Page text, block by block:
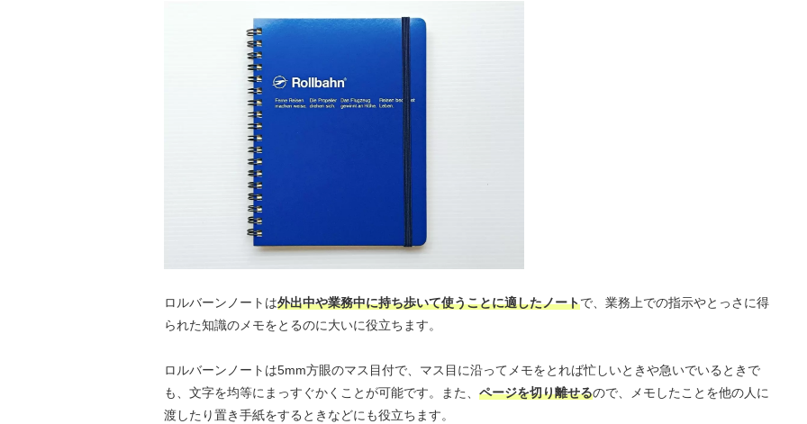
ロルバーンノートは外出中や業務中に持ち歩いて使うことに適したノートで、業務上での指示やとっさに得
られた知識のメモをとるのに大いに役立ちます。
ロルバーンノートは5mm方眼のマス目付で、マス目に沿ってメモをとれば忙しいときや急いでいるときで
も、文字を均等にまっすぐかくことが可能です。また、 ページを切り離せるので、メモしたことを他の人に
渡したり置き手紙をするときなどにも役立ちます。